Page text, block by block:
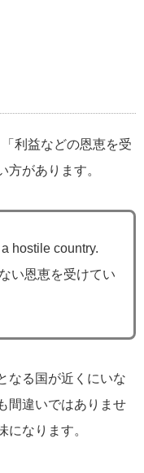
利益などの恩恵を受
方があります。
hostile country.
い恩恵を受けてい
なる国が近くにいな
間違いではありませ
になります。